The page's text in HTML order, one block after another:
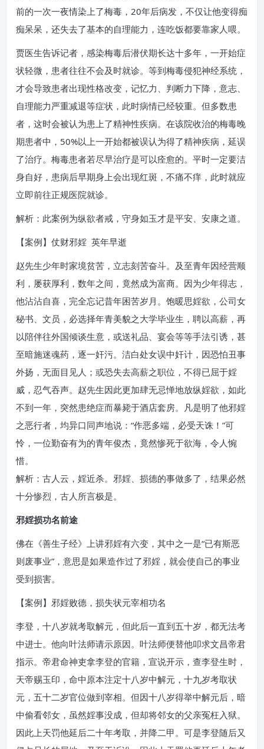
前的一次一夜情染上了梅毒，20年后病发，不仅让他变得痴
痴呆呆，还失去了基本的自理能力，连吃饭都要靠家人喂。
贾医生告诉记者，感染梅毒后潜伏期长达十多年，一开始症
状轻微，患者往往不会及时就诊。等到梅毒侵犯神经系统，
才会导致患者出现性格改变，记忆力、判断力下降，意志、
自理能力严重减退等症状，此时病情已经较重。但多数患
者，这时会被认为患上了精神性疾病。在该院收治的梅毒晚
期患者中，50%以上一开始都被误认为得了精神疾病，延误
了治疗。梅毒患者若尽早治疗是可以痊愈的。平时一定要洁
身自好，患病后早期身上会出现红斑，不痛不痒，此时就应
立即前往正规医院就诊。
解析：此案例为纵欲者戒，守身如玉才是平安、安康之道。
【案例】仗财邪婬 英年早逝
赵先生少年时家境贫苦，立志刻苦奋斗。及至青年因经营顺
利，屡获厚利，数年之间，竟然成为富商。因为少年得志，
他沾沾自喜，完全忘记昔年困苦岁月。饱暖思婬欲，公司女
秘书、文员，必选择年青美貌之大学毕业生，聘以高薪，再
以陪伴往外国倾谈生意，或送礼品、宴会等等手法引诱，甚
至暗施迷魂药，逐一奸污。洁白处女误中奸计，因恐怕丑事
外扬，无面目见人；或恐失去高薪之职位，不得已屈于婬
威，忍气吞声。赵先生因此更加肆无忌惮地放纵婬欲，如此
不到一年，突然患绝症而暴毙于酒店套房。凡是明了他邪婬
之恶行者，均异口同声地说：“作恶多端，必受天诛！”可
怜，一位勤奋有为的青年俊杰，竟然惨死于欲海，令人惋
惜。
解析：古人云，婬近杀。邪婬、损德的事做多了，结果必然
十分惨烈，古人所言极是。
邪婬损功名前途
佛在《善生子经》上讲邪婬有六变，其中之一是“已有斯恶
则废事业”，意思是如果造作过了邪婬，就会使自己的事业
受到损害。
【案例】邪婬败德，损失状元宰相功名
李登，十八岁就考取解元，但此后一直到五十岁，都无法考
中进士。他向叶法师请示原因。叶法师便替他叩求文昌帝君
指示。帝君命神吏拿李登的官籍，宣说开示，查李登生时，
天帝赐玉印，命中原本注定十八岁中解元，十九岁考取状
元，五十二岁官位做到宰相。但因十八岁得举中解元后，暗
中偷看邻女，虽然婬事没成，但却将邻女的父亲冤枉入狱。
因此上天罚他延后二十年考取，并降二甲。可是李登随后又